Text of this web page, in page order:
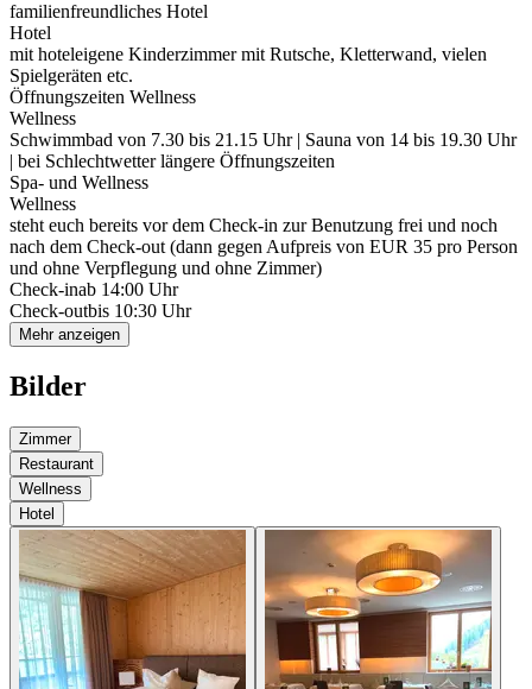
familienfreundliches Hotel
Hotel
mit hoteleigene Kinderzimmer mit Rutsche, Kletterwand, vielen
Spielgeräten etc.
Öffnungszeiten Wellness
Wellness
Schwimmbad von 7.30 bis 21.15 Uhr | Sauna von 14 bis 19.30 Uhr
| bei Schlechtwetter längere Öffnungszeiten
Spa- und Wellness
Wellness
steht euch bereits vor dem Check-in zur Benutzung frei und noch
nach dem Check-out (dann gegen Aufpreis von EUR 35 pro Person
und ohne Verpflegung und ohne Zimmer)
Check-inab 14:00 Uhr
Check-outbis 10:30 Uhr
Mehr anzeigen
Bilder
Zimmer
Restaurant
Wellness
Hotel